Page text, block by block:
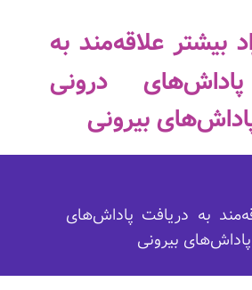
بیشتر علاقه‌مند به
درونی
بیرونی
به دریافت پاداش‌های
بیرونی